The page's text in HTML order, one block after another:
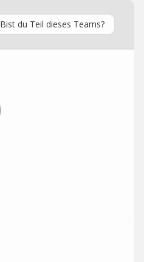
Bist du Teil dieses Teams?